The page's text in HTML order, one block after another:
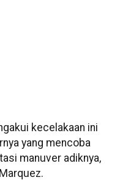
kecelakaan ini
yang mencoba
manuver adiknya,